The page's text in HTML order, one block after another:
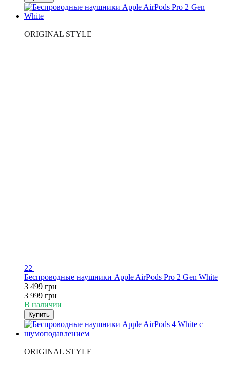
ORIGINAL STYLE
22
Беспроводные наушники Apple AirPods Pro 2 Gen White
3 499 грн
3 999 грн
В наличии
Купить
ORIGINAL STYLE